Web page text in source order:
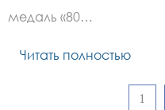
медаль «80…
Читать полностью
1